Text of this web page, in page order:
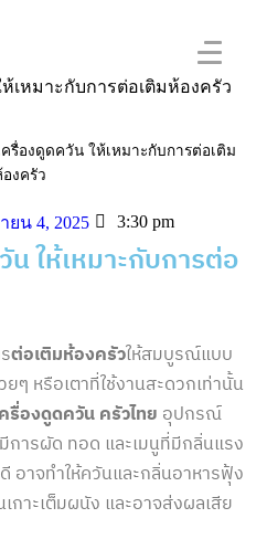
ครื่องดูดควัน ให้เหมาะกับการต่อเติม
งครัว
ยน 4, 2025 3:30 pm
ให้เหมาะกับการต่อ
ต่อเติมห้องครัวให้สมบูรณ์แบบ
ยๆ หรือเตาที่ใช้งานสะดวกเท่านั้น
รื่องดูดควัน ครัวไทย อุปกรณ์
การผัด ทอด และเมนูที่มีกลิ่นแรง
อาจทำให้ควันและกลิ่นอาหารฟุ้ง
กาะเต็มผนัง และอาจส่งผลเสีย